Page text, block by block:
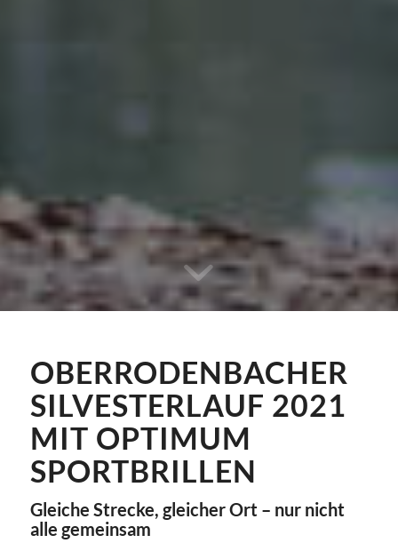
OBERRODENBACHER
SILVESTERLAUF 2021
MIT OPTIMUM
SPORTBRILLEN
Gleiche Strecke, gleicher Ort – nur nicht
alle gemeinsam